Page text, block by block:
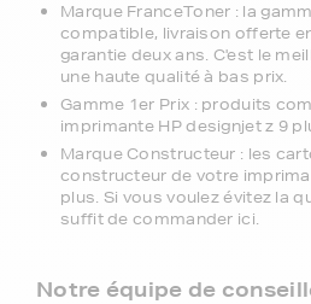
Marque FranceToner : la
compatible, livraison offerte
garantie deux ans. C'est le
une haute qualité à bas prix.
Gamme 1er Prix : produits
imprimante HP designjet z 9
Marque Constructeur : les
constructeur de votre
plus. Si vous voulez évitez la
suffit de commander ici.
Notre équipe de